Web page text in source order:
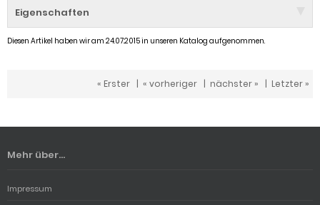
Eigenschaften
Diesen Artikel haben wir am 24.07.2015 in unseren Katalog aufgenommen.
« Erster | « vorheriger | nächster » | Letzter »
Mehr über...
Impressum